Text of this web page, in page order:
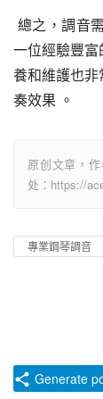
一位經驗豐
養和維護也
奏效果 。
原创文章，
处：https://
專業鋼琴調音
Generate